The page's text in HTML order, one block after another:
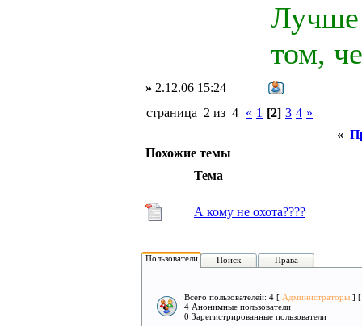
Лучше
том,
» 2.12.06 15:24
страница 2 из 4 « 1 [2] 3 4 »
«
Похожие темы
Тема
А кому не охота????
Пользователи Поиск Права
Всего пользователей: 4 [ Администраторы ]
4 Анонимные пользователи
0 Зарегистрированные пользователи